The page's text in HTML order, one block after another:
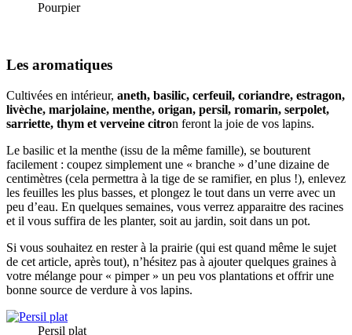
Pourpier
Les aromatiques
Cultivées en intérieur, aneth, basilic, cerfeuil, coriandre, estragon,
livèche, marjolaine, menthe, origan, persil, romarin, serpolet,
sarriette, thym et verveine citron feront la joie de vos lapins.
Le basilic et la menthe (issu de la même famille), se bouturent
facilement : coupez simplement une « branche » d’une dizaine de
centimètres (cela permettra à la tige de se ramifier, en plus !), enlevez
les feuilles les plus basses, et plongez le tout dans un verre avec un
peu d’eau. En quelques semaines, vous verrez apparaitre des racines
et il vous suffira de les planter, soit au jardin, soit dans un pot.
Si vous souhaitez en rester à la prairie (qui est quand même le sujet
de cet article, après tout), n’hésitez pas à ajouter quelques graines à
votre mélange pour « pimper » un peu vos plantations et offrir une
bonne source de verdure à vos lapins.
Persil plat